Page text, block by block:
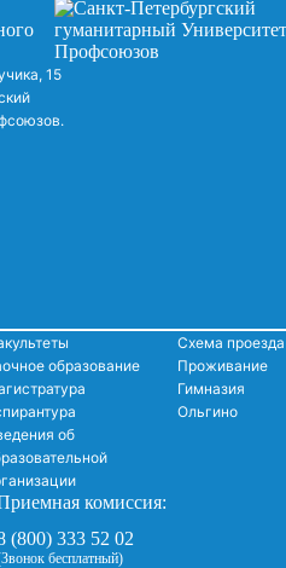
15
образование
об
Схема проезда
Проживание
Гимназия
Ольгино
комиссия:
(800) 333 52 02
бесплатный)